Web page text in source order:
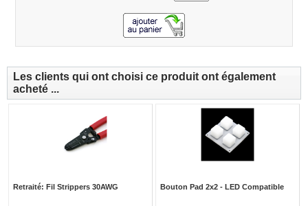
Les clients qui ont choisi ce produit ont également
acheté ...
Retraité: Fil Strippers 30AWG Bouton Pad 2x2 - LED Compatible